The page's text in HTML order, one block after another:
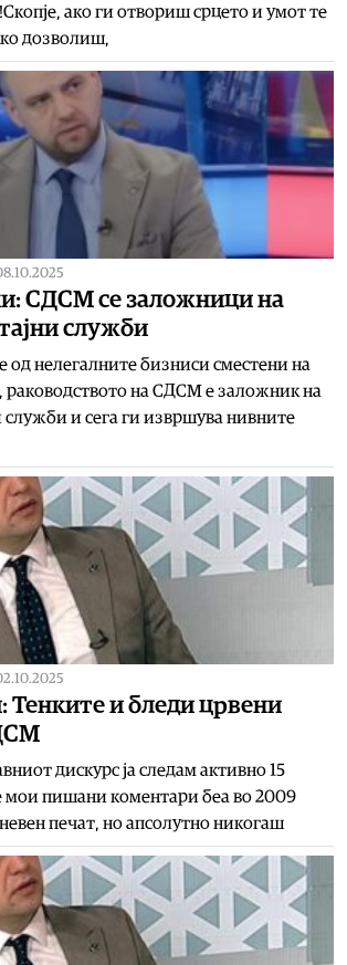
ако ги отвориш срцето и умот те
дозволиш,
СДСМ се заложници на
служби
од нелегалните бизниси сместени на
раководството на СДСМ е заложник на
служби и сега ги извршува нивните
Тенките и бледи црвени
дискурс ја следам активно 15
мои пишани коментари беа во 2009
печат, но апсолутно никогаш